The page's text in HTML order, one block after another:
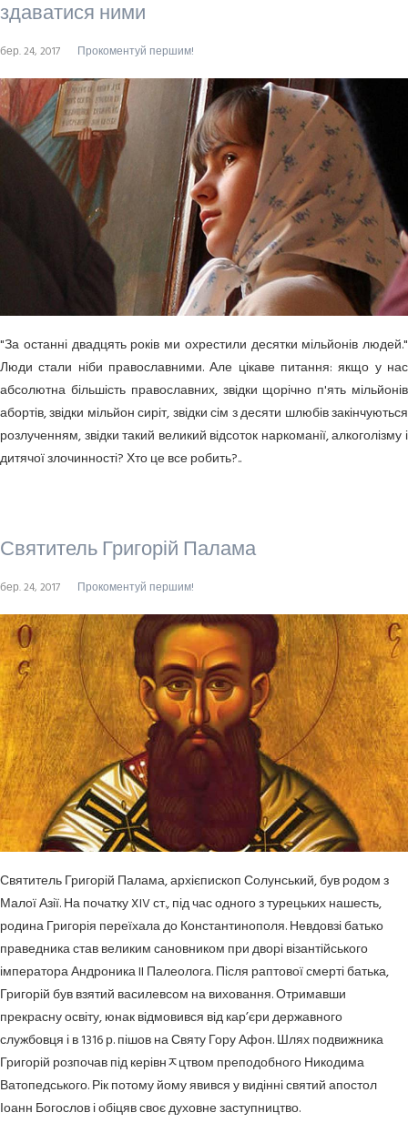
здаватися ними
бер. 24, 2017 Прокоментуй першим!
"За останні двадцять років ми охрестили десятки мільйонів людей."
Люди стали ніби православними. Але цікаве питання: якщо у нас
абсолютна більшість православних, звідки щорічно п'ять мільйонів
абортів, звідки мільйон сиріт, звідки сім з десяти шлюбів закінчуються
розлученням, звідки такий великий відсоток наркоманії, алкоголізму і
дитячої злочинності? Хто це все робить?..
Святитель Григорій Палама
бер. 24, 2017 Прокоментуй першим!
Святитель Григорій Палама, архієпископ Солунський, був родом з
Малої Азії. На початку XIV ст., під час одного з турецьких нашесть,
родина Григорія переїхала до Константинополя. Невдовзі батько
праведника став великим сановником при дворі візантійського
імператора Андроника II Палеолога. Після раптової смерті батька,
Григорій був взятий василевсом на виховання. Отримавши
прекрасну освіту, юнак відмовився від кар’єри державного
службовця і в 1316 р. пішов на Святу Гору Афон. Шлях подвижника
Григорій розпочав під керівнﾸцтвом преподобного Никодима
Ватопедського. Рік потому йому явився у видінні святий апостол
Іоанн Богослов і обіцяв своє духовне заступництво.